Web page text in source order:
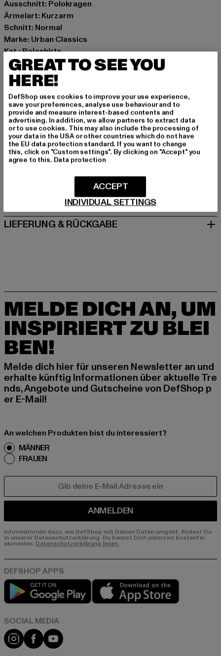
Ausschnitt: Polokragen
Ärmelart: Kurzarm
Schnitt: Normal
Marke: Urban Classics
Kat.: Poloshirts
Farbe: weiß
Hersteller Farbe: white
Materialzusammensetzung: 100% Baumwolle
Art.Nr: TB6183-00220
Hersteller: TB International GmbH |info@tbint.de
Dr.-Robert-Murjahn-Straße 7 | 64372 Ober-Ramstadt |
DE
GRÖSSE & PASSFORM
PFLEGEHINWEISE
LIEFERUNG & RÜCKGABE
MELDE DICH AN, UM
INSPIRIERT ZU BLEI
BEN!
Melde dich hier für unseren Newsletter an und
erhalte künftig Informationen über aktuelle Tre
nds, Angebote und Gutscheine von DefShop p
er E-Mail!
An welchen Produkten bist du interessiert?
MÄNNER
FRAUEN
ANMELDEN
Informationen dazu, wie DefShop mit Deinen Daten umgeht, findest Du
in unserer Datenschutzerklärung. Du kannst Dich jederzeit kostenfei
abmelden. Datenschutzerklärung lesen.
Play market
Instagram
FacebookYouTube
GREAT TO SEE YOU
HERE!
DefShop uses cookies to improve your use experience,
save your preferences, analyse use behaviour and to
provide and measure interest-based contents and
advertising. In addition, we allow partners to extract data
or to use cookies. This may also include the processing of
your data in the USA or other countries which do not have
the EU data protection standard. If you want to change
this, click on "Custom settings". By clicking on "Accept" you
agree to this. Data protection
INDIVIDUAL SETTINGS
ACCEPT